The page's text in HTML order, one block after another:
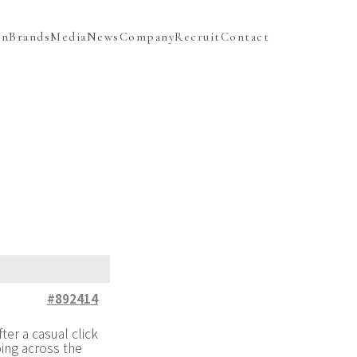
BrandsMediaNewsCompanyRecruitContact
#892414
a casual click
across the